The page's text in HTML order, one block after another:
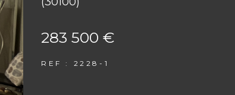
283 500 €
REF : 2228-1